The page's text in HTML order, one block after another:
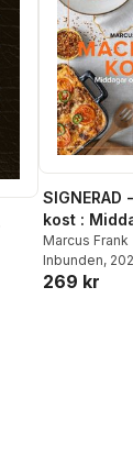
kost :
matlådor
Marcus Frank
Inbunden,
269 kr